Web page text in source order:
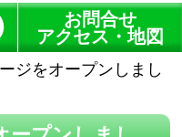
お問合せ
アクセス・地図
ジをオープンしまし